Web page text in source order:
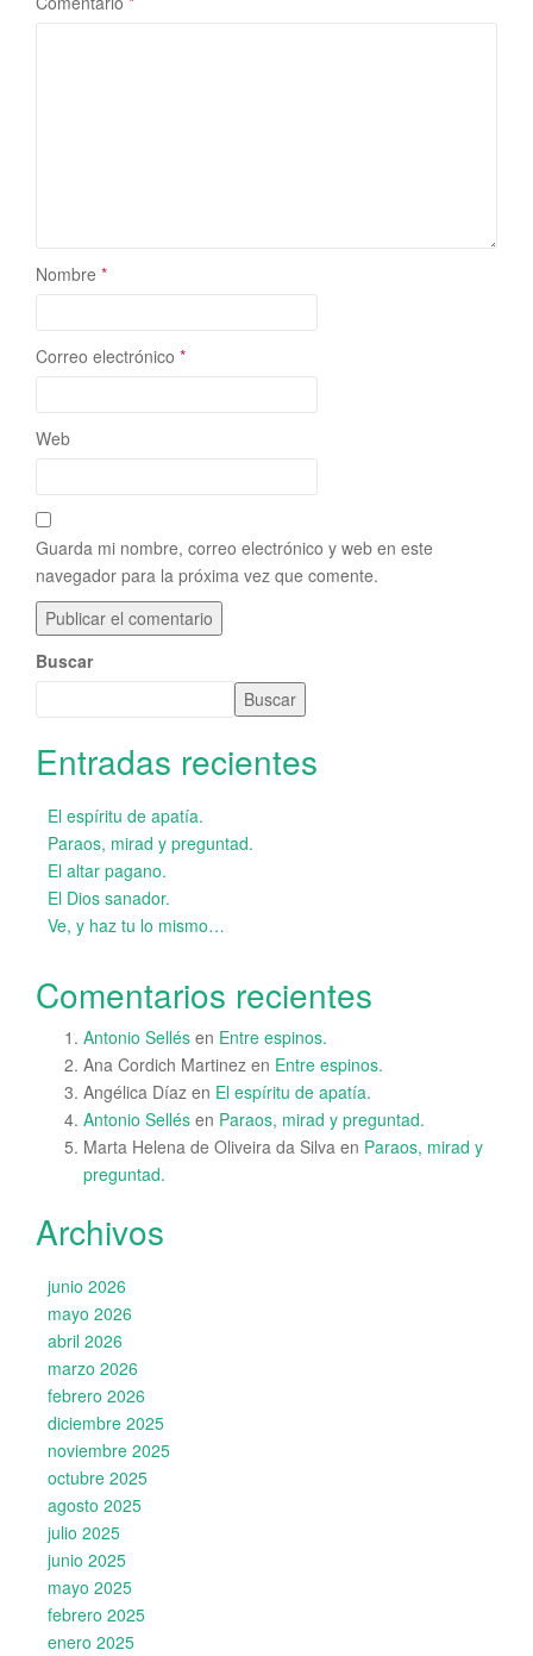
Nombre *
Correo electrónico *
Web
Guarda mi nombre, correo electrónico y web en este
navegador para la próxima vez que comente.
Buscar
Buscar
Entradas recientes
El espíritu de apatía.
Paraos, mirad y preguntad.
El altar pagano.
El Dios sanador.
Ve, y haz tu lo mismo…
Comentarios recientes
Antonio Sellés en Entre espinos.
Ana Cordich Martinez en Entre espinos.
Angélica Díaz en El espíritu de apatía.
Antonio Sellés en Paraos, mirad y preguntad.
Marta Helena de Oliveira da Silva en Paraos, mirad y
preguntad.
Archivos
junio 2026
mayo 2026
abril 2026
marzo 2026
febrero 2026
diciembre 2025
noviembre 2025
octubre 2025
agosto 2025
julio 2025
junio 2025
mayo 2025
febrero 2025
enero 2025